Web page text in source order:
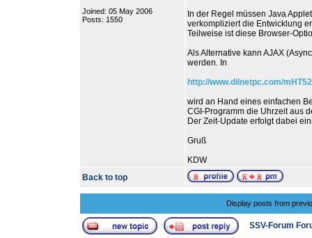
Joined: 05 May 2006
Posts: 1550
In der Regel müssen Java
verkompliziert die Entwicklung
Teilweise ist diese Browser-
Als Alternative kann AJAX
werden. In
http://www.dilnetpc.com/
wird an Hand eines einfachen
CGI-Programm die Uhrzeit aus
Der Zeit-Update erfolgt dabei
Gruß
KDW
Back to top
Display posts from
SSV-Forum